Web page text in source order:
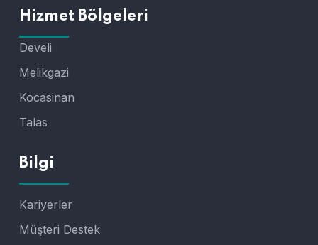
Hizmet Bölgeleri
Develi
Melikgazi
Kocasinan
Talas
Bilgi
Kariyerler
Müşteri Destek